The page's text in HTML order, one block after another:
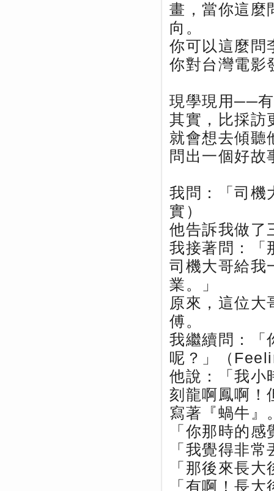
畫，當你這麼
向。
你可以這麼問
你對台灣電影
現學現用──
其實，比採訪
就會想去傾聽
問出一個好故
我問：「司機
實）
他告訴我做了
我接著問：「
司機大哥給我
業。」
原來，這位大
傅。
我繼續問：「
呢？」（
他說：「我小
刻龍啊鳳啊！
寫著『蝸牛』
「你那時的
「我覺得非
「那後來長
「有啊！長